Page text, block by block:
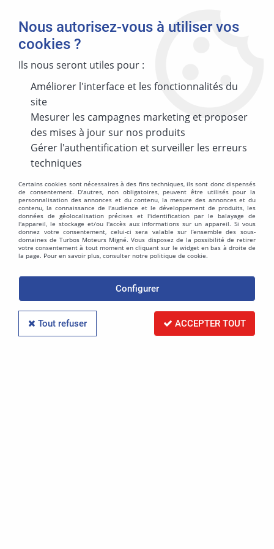
Accueil >TURBO REMAN V2021
CARCASSE TURBO EQUIP GARRETT
Aucune correspondance trouvée
Politique de confidentialité
Conditions Générales de Vente
Mentions légales
Nous autorisez-vous à utiliser vos
cookies ?
Ils nous seront utiles pour :
Améliorer l'interface et les fonctionnalités du
site
Mesurer les campagnes marketing et proposer
des mises à jour sur nos produits
Gérer l'authentification et surveiller les erreurs
techniques
Certains cookies sont nécessaires à des fins techniques, ils sont donc dispensés
de consentement. D'autres, non obligatoires, peuvent être utilisés pour la
personnalisation des annonces et du contenu, la mesure des annonces et du
contenu, la connaissance de l'audience et le développement de produits, les
données de géolocalisation précises et l'identification par le balayage de
l'appareil, le stockage et/ou l'accès aux informations sur un appareil. Si vous
donnez votre consentement, celui-ci sera valable sur l’ensemble des sous-
domaines de Turbos Moteurs Migné. Vous disposez de la possibilité de retirer
votre consentement à tout moment en cliquant sur le widget en bas à droite de
la page. Pour en savoir plus, consulter notre politique de cookie.
Configurer
Tout refuser ACCEPTER TOUT